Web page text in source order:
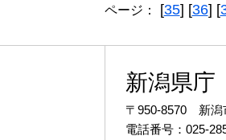
ページ： [35] [36] [
新潟県庁
〒950-8570 新潟
電話番号：025-